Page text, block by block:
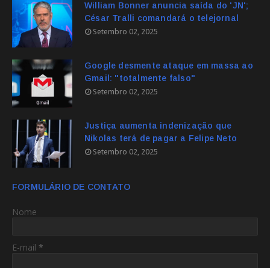
William Bonner anuncia saída do 'JN';
César Tralli comandará o telejornal
Setembro 02, 2025
Google desmente ataque em massa ao
Gmail: "totalmente falso"
Setembro 02, 2025
Justiça aumenta indenização que
Nikolas terá de pagar a Felipe Neto
Setembro 02, 2025
FORMULÁRIO DE CONTATO
Nome
E-mail *